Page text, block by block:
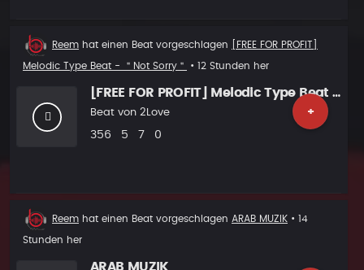
Beat
Reem hat einen Beat vorgeschlagen [FREE FOR PROFIT]
Melodic Type Beat - ＂Not Sorry＂ • 12 Stunden her
[FREE FOR PROFIT] Melodic Type Beat - ＂Not Sorry＂
+
Beat von 2Love
Plays
356 Likes
5 Vorgeschlagen
7 Kommentare
0
Beat
Reem hat einen Beat vorgeschlagen ARAB MUZIK • 14
Stunden her
ARAB MUZIK